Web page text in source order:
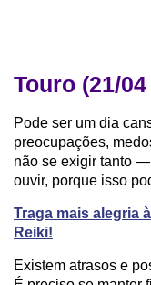
Touro (21/
Pode ser um dia
preocupações,
não se exigir tanto
ouvir, porque isso
Traga mais alegria
Reiki!
Existem atrasos e